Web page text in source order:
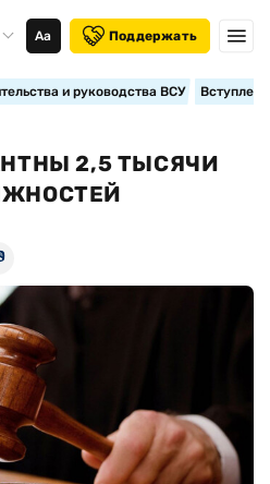
Аа Поддержать
и руководства ВСУ
2,5 ТЫСЯЧИ